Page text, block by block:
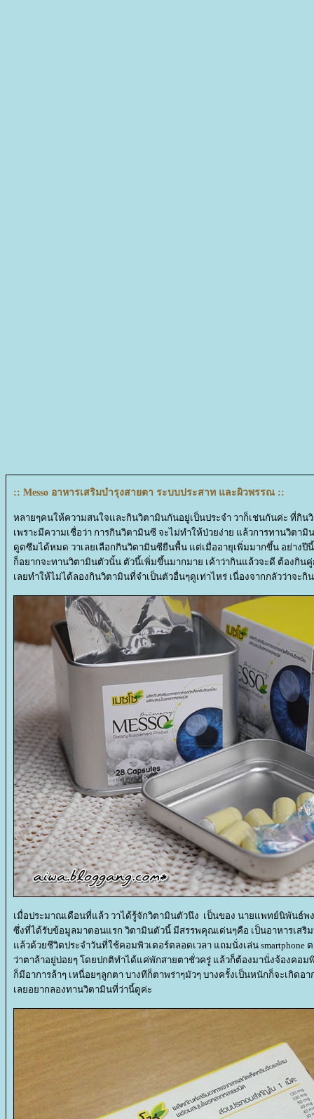
:: Messo อาหารเสริมบำรุงสายตา ระบบประสาท และผิวพรรณ ::
หลายๆคนให้ความสนใจและกินวิตามินกันอยู่เป็นประจำ วาก็เช่นกันค่ะ ที่กิน
เพราะมีความเชื่อว่า การกินวิตามินซี จะไม่ทำให้ป่วยง่าย แล้วการทานวิตา
ดูดซึมได้หมด วาเลยเลือกกินวิตามินซียืนพื้น แต่เมื่ออายุเพิ่มมากขึ้น อย่างปีนี้
ก็อยากจะทานวิตามินตัวนั้น ตัวนี้เพิ่มขึ้นมากมาย เค้าว่ากินแล้วจะดี ต้องกิน
เลยทำให้ไม่ได้ลองกินวิตามินที่จำเป็นตัวอื่นๆดูเท่าไหร่ เนื่องจากกลัวว่าจะกิ
เมื่อประมาณเดือนที่แล้ว วาได้รู้จักวิตามินตัวนึง เป็นของ นายแพทย์นิพันธ์
ซึ่งที่ได้รับข้อมูลมาตอนแรก วิตามินตัวนี้ มีสรรพคุณเด่นๆคือ เป็นอาหารเสริ
ล้วด้วยชีวิตประจำวันที่ใช้คอมพิวเตอร์ตลอดเวลา แถมนั่งเล่น smartphone
ว่าตาล้าอยู่บ่อยๆ โดยปกติทำได้แค่พักสายตาชั่วครู่ แล้วก็ต้องมานั่งจ้องคอม
ก็มีอาการล้าๆ เหนื่อยๆลูกตา บางทีก็ตาพร่าๆมัวๆ บางครั้งเป็นหนักก็จะเกิดอ
เลยอยากลองทานวิตามินที่ว่านี้ดูค่ะ